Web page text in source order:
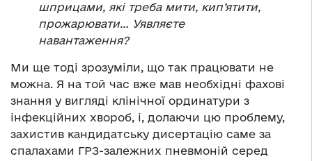
шприцами, які треба мити, кип’ятити,
прожарювати… Уявляєте
навантаження?
Ми ще тоді зрозуміли, що так працювати не
можна. Я на той час вже мав необхідні фахові
знання у вигляді клінічної ординатури з
інфекційних хвороб, і, долаючи цю проблему,
захистив кандидатську дисертацію саме за
спалахами ГРЗ-залежних пневмоній серед